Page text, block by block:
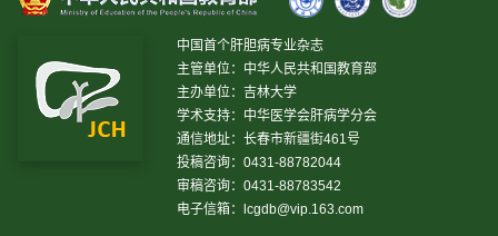
中国首个肝胆病专业杂志
主管单位：中华人民共和国教育部
主办单位：吉林大学
学术支持：中华医学会肝病学分会
通信地址：长春市新疆街461号
投稿咨询：0431-88782044
审稿咨询：0431-88783542
电子信箱：
lcgdb@vip.163.com